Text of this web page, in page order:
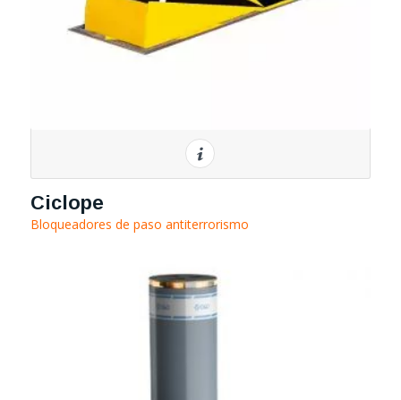
Ciclope
Bloqueadores de paso antiterrorismo